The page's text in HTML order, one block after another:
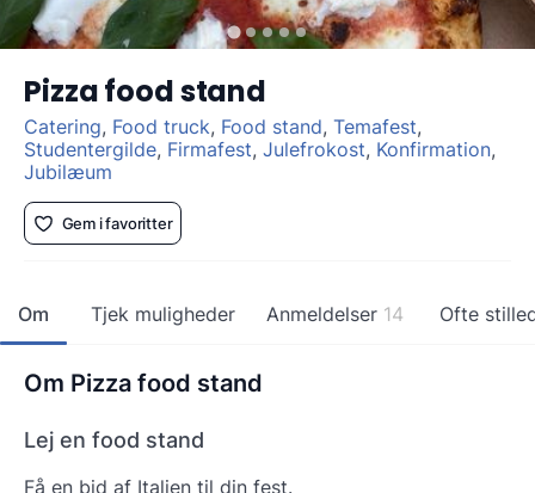
Pizza food stand
Catering, Food truck, Food stand, Temafest,
Studentergilde, Firmafest, Julefrokost, Konfirmation,
Jubilæum
Gem i favoritter
Om Tjek muligheder Anmeldelser 14 Ofte
Om Pizza food stand
Lej en food stand
Få en bid af Italien til din fest.